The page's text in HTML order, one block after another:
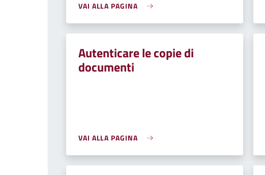
VAI ALLA PAGINA
Autenticare le copie di
documenti
VAI ALLA PAGINA